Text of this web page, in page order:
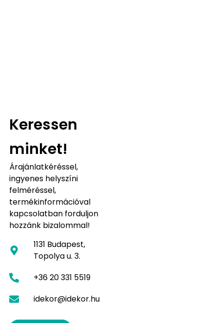
Keressen
minket!
Árajánlatkéréssel,
ingyenes helyszíni
felméréssel,
termékinformációval
kapcsolatban forduljon
hozzánk bizalommal!
1131 Budapest,
Topolya u. 3.
+36 20 331 5519
idekor@idekor.hu